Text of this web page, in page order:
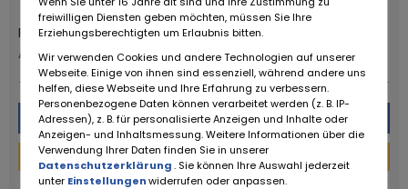
Ruote da Sogno
Altro da questo rivenditore
Messaggio
Finanziamento
powered bytarifcheck
freiwilligen Diensten geben möchten, müssen Sie Ihre
Erziehungsberechtigten um Erlaubnis bitten.
Wir verwenden Cookies und andere Technologien auf unserer
Webseite. Einige von ihnen sind essenziell, während andere uns
helfen, diese Webseite und Ihre Erfahrung zu verbessern.
Personenbezogene Daten können verarbeitet werden (z. B. IP-
Adressen), z. B. für personalisierte Anzeigen und Inhalte oder
Anzeigen- und Inhaltsmessung. Weitere Informationen über die
Verwendung Ihrer Daten finden Sie in unserer
Datenschutzerklärung. Sie können Ihre Auswahl jederzeit
unter Einstellungenwiderrufen oder anpassen.